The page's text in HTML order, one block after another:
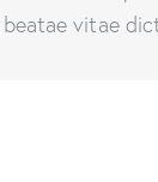
vitae